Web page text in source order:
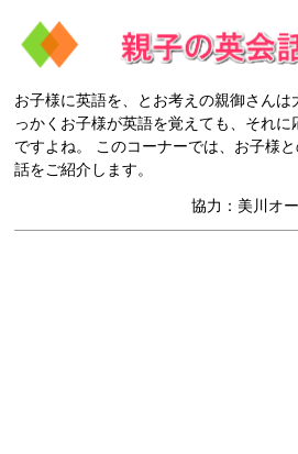
お子様に英語を、とお考えの親御さん
っかくお子様が英語を覚えても、それ
ですよね。 このコーナーでは、お子様
話をご紹介します。
協力：美川オ